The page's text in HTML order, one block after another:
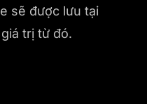
sẽ được lưu tại
trị từ đó.